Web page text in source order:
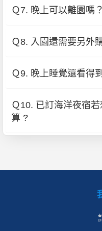
Ｑ7. 晚上可以離園嗎？
Ｑ8. 入園還需要另外
Ｑ9. 晚上睡覺還看得
Ｑ10. 已訂海洋夜宿
算 ?